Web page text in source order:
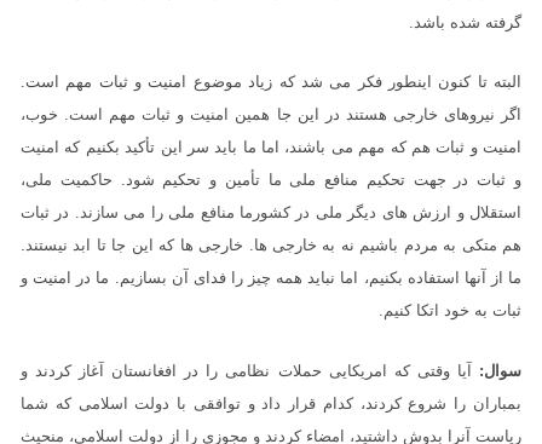
گرفته شده باشد.
البته تا کنون اینطور فکر می شد که زیاد موضوع امنیت و ثبات مهم است.
اگر نیروهای خارجی هستند در این جا همین امنیت و ثبات مهم است. خوب،
امنیت و ثبات هم که مهم می باشند، اما ما باید سر این تأکید بکنیم که امنیت
و ثبات در جهت تحکیم منافع ملی ما تأمین و تحکیم شود. حاکمیت ملی،
استقلال و ارزش های دیگر ملی در کشورما منافع ملی را می سازند. در ثبات
هم متکی به مردم باشیم نه به خارجی ها. خارجی ها که این جا تا ابد نیستند.
ما از آنها استفاده بکنیم، اما نباید همه چیز را فدای آن بسازیم. ما در امنیت و
ثبات به خود اتکا کنیم.
سوال: آیا وقتی که امریکایی حملات نظامی را در افغانستان آغاز کردند و
بمباران را شروع کردند، کدام قرار داد و توافقی با دولت اسلامی که شما
ریاست آنرا بدوش داشتید، امضاء کردند و مجوزی را از دولت اسلامی، منحیث